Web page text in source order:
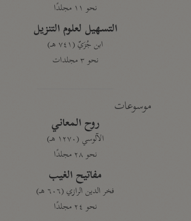
نحو ١١ مجلدًا
التسهيل لعلوم التنزيل
ابن جُزَيّ (٧٤١ هـ)
نحو ٣ مجلدات
موسوعات
روح المعاني
الآلوسي (١٢٧٠ هـ)
نحو ٢٨ مجلدًا
مفاتيح الغيب
فخر الدين الرازي (٦٠٦ هـ)
نحو ٢٤ مجلدًا